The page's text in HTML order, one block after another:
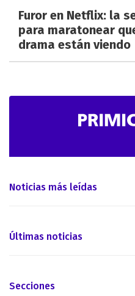
Furor en Netflix: la
para maratonear
drama están viendo
Noticias más leídas
Últimas noticias
Secciones